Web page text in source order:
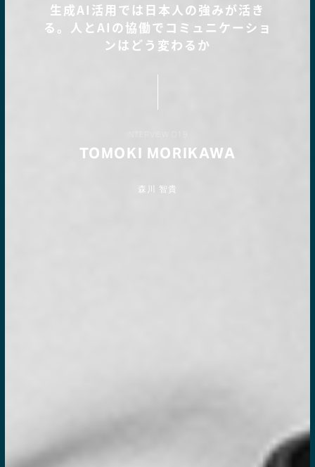
生成AI活用では日本人の強みが活き
る。人とAIの協働でコミュニケーショ
ンはどう変わるか
TOMOKI MORIKAWA
森川 智貴